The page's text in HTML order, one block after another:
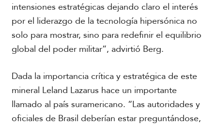
intensiones estratégicas dejando claro el interés
por el liderazgo de la tecnología hipersónica no
solo para mostrar, sino para redefinir el equilibrio
global del poder militar”, advirtió Berg.
Dada la importancia crítica y estratégica de este
mineral Leland Lazarus hace un importante
llamado al país suramericano. “Las autoridades y
oficiales de Brasil deberían estar preguntándose,